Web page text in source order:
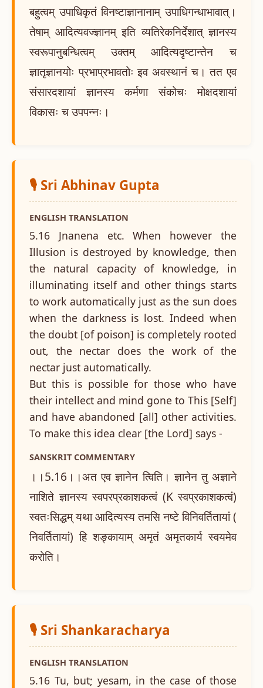
बहुत्वम् उपाधिकृतं विनष्टाज्ञानानाम् उपाधिगन्धाभावात्।
तेषाम् आदित्यवज्ज्ञानम् इति व्यतिरेकनिर्देशात् ज्ञानस्य
स्वरूपानुबन्धित्वम् उक्तम् आदित्यदृष्टान्तेन च
ज्ञातृज्ञानयोः प्रभाप्रभावतोः इव अवस्थानं च। तत एव
संसारदशायां ज्ञानस्य कर्मणा संकोचः मोक्षदशायां
विकासः च उपपन्नः।
🎙️ Sri Abhinav Gupta
ENGLISH TRANSLATION
5.16 Jnanena etc. When however the
Illusion is destroyed by knowledge, then
the natural capacity of knowledge, in
illuminating itself and other things starts
to work automatically just as the sun does
when the darkness is lost. Indeed when
the doubt [of poison] is completely rooted
out, the nectar does the work of the
nectar just automatically.
But this is possible for those who have
their intellect and mind gone to This [Self]
and have abandoned [all] other activities.
To make this idea clear [the Lord] says -
SANSKRIT COMMENTARY
।।5.16।।अत एव ज्ञानेन त्विति। ज्ञानेन तु अज्ञाने
नाशिते ज्ञानस्य स्वपरप्रकाशकत्वं (K स्वप्रकाशकत्वं)
स्वतःसिद्धम् यथा आदित्यस्य तमसि नष्टे विनिवर्तितायां (
निवर्तितायां) हि शङ्कायाम् अमृतं अमृतकार्य स्वयमेव
करोति।
🎙️ Sri Shankaracharya
ENGLISH TRANSLATION
5.16 Tu, but; yesam, in the case of those